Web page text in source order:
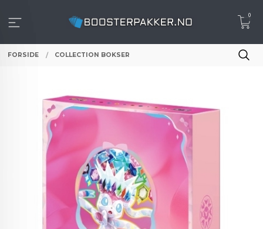
innholdet
0
FORSIDE COLLECTION BOKSER